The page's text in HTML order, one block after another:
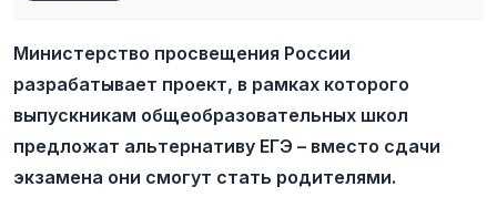
Министерство просвещения России
разрабатывает проект, в рамках которого
выпускникам общеобразовательных школ
предложат альтернативу ЕГЭ – вместо сдачи
экзамена они смогут стать родителями.